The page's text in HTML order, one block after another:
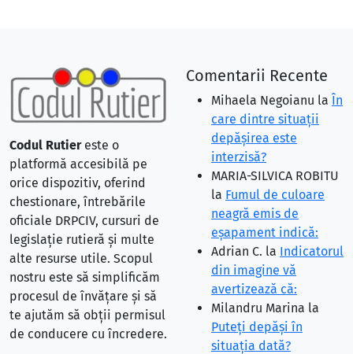
Codul Rutiereste o
platformă accesibilă pe
orice dispozitiv, oferind
chestionare, întrebările
oficiale DRPCIV, cursuri de
legislație rutieră și multe
alte resurse utile. Scopul
nostru este să simplificăm
procesul de învățare și să
te ajutăm să obții permisul
de conducere cu încredere.
Comentarii Recente
Mihaela Negoianu la În
care dintre situaţii
depăşirea este
interzisă?
MARIA-SILVICA ROBITU
la Fumul de culoare
neagră emis de
eşapament indică:
Adrian C. la Indicatorul
din imagine vă
avertizează că:
Milandru Marina la
Puteţi depăşi în
situaţia dată?